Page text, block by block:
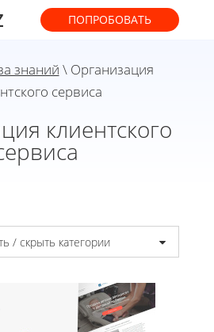
ПОПРОБОВАТЬ
знаний \ Организация
сервиса
клиентского
/ скрыть категории